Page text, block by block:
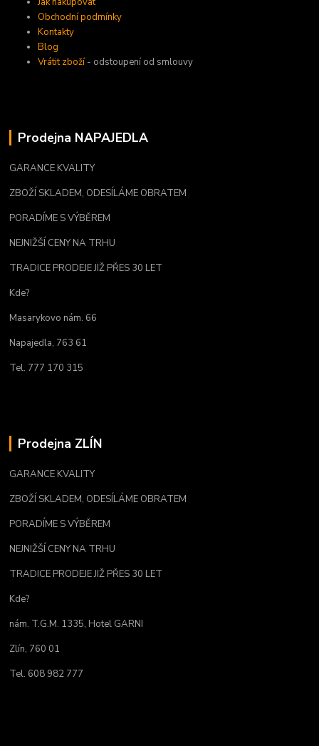
Obchodní podmínky
Kontakty
Blog
Vrátit zboží- odstoupení od smlouvy
Prodejna NAPAJEDLA
GARANCE KVALITY
ZBOŽÍ SKLADEM, ODESÍLÁME OBRATEM
PORADÍME S VÝBĚREM
NEJNIŽŠÍ CENY NA TRHU
TRADICE PRODEJE JIŽ PŘES 30 LET
Kde?
Masarykovo nám. 66
Napajedla, 763 61
Tel. 777 170 315
Prodejna ZLÍN
GARANCE KVALITY
ZBOŽÍ SKLADEM, ODESÍLÁME OBRATEM
PORADÍME S VÝBĚREM
NEJNIŽŠÍ CENY NA TRHU
TRADICE PRODEJE JIŽ PŘES 30 LET
Kde?
nám. T.G.M. 1335, Hotel GARNI
Zlín, 760 01
Tel. 608 982 777